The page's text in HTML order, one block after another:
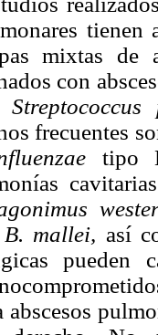
tienen
mixtas de
con
Streptococcus
frecuentes
tipo
B. mallei, así
pueden
abscesos